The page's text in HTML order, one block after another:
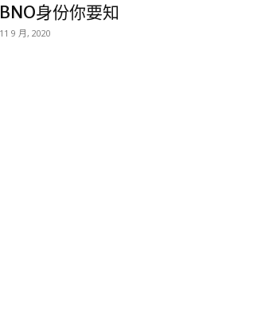
BNO身份你要知
11 9 月, 2020